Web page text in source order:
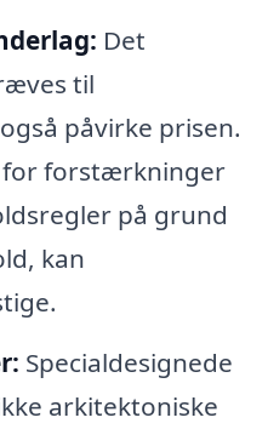
Det
til
påvirke prisen.
for forstærkninger
på grund
kan
Specialdesignede
arkitektoniske